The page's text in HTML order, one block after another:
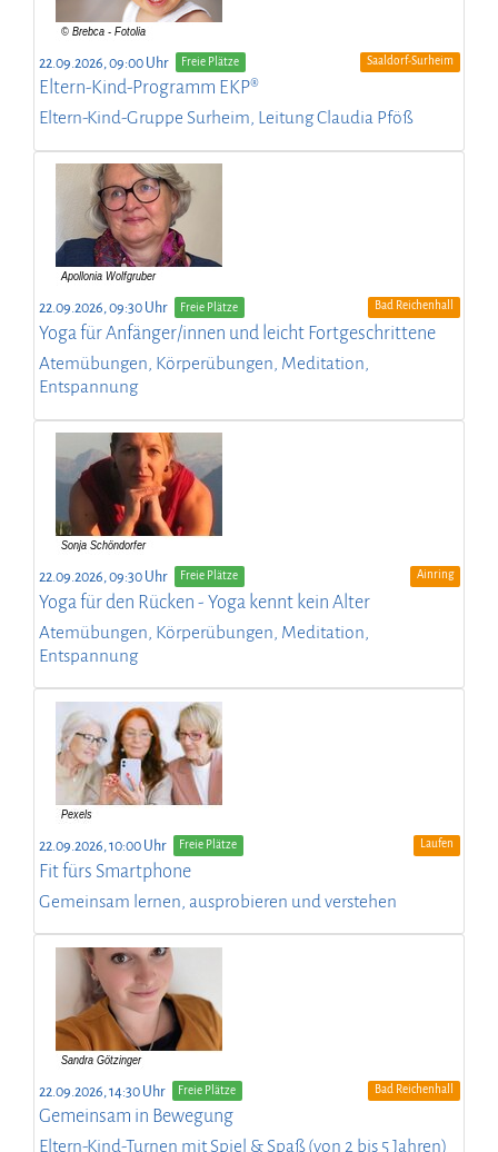
22.09.2026, 09:00 Uhr Freie Plätze Saaldorf-Surheim
Eltern-Kind-Programm EKP®
Eltern-Kind-Gruppe Surheim, Leitung Claudia Pföß
22.09.2026, 09:30 Uhr Freie Plätze Bad Reichenhall
Yoga für Anfänger/innen und leicht Fortgeschrittene
Atemübungen, Körperübungen, Meditation,
Entspannung
22.09.2026, 09:30 Uhr Freie Plätze Ainring
Yoga für den Rücken - Yoga kennt kein Alter
Atemübungen, Körperübungen, Meditation,
Entspannung
22.09.2026, 10:00 Uhr Freie Plätze Laufen
Fit fürs Smartphone
Gemeinsam lernen, ausprobieren und verstehen
22.09.2026, 14:30 Uhr Freie Plätze Bad Reichenhall
Gemeinsam in Bewegung
Eltern-Kind-Turnen mit Spiel & Spaß (von 2 bis 5 Jahren)